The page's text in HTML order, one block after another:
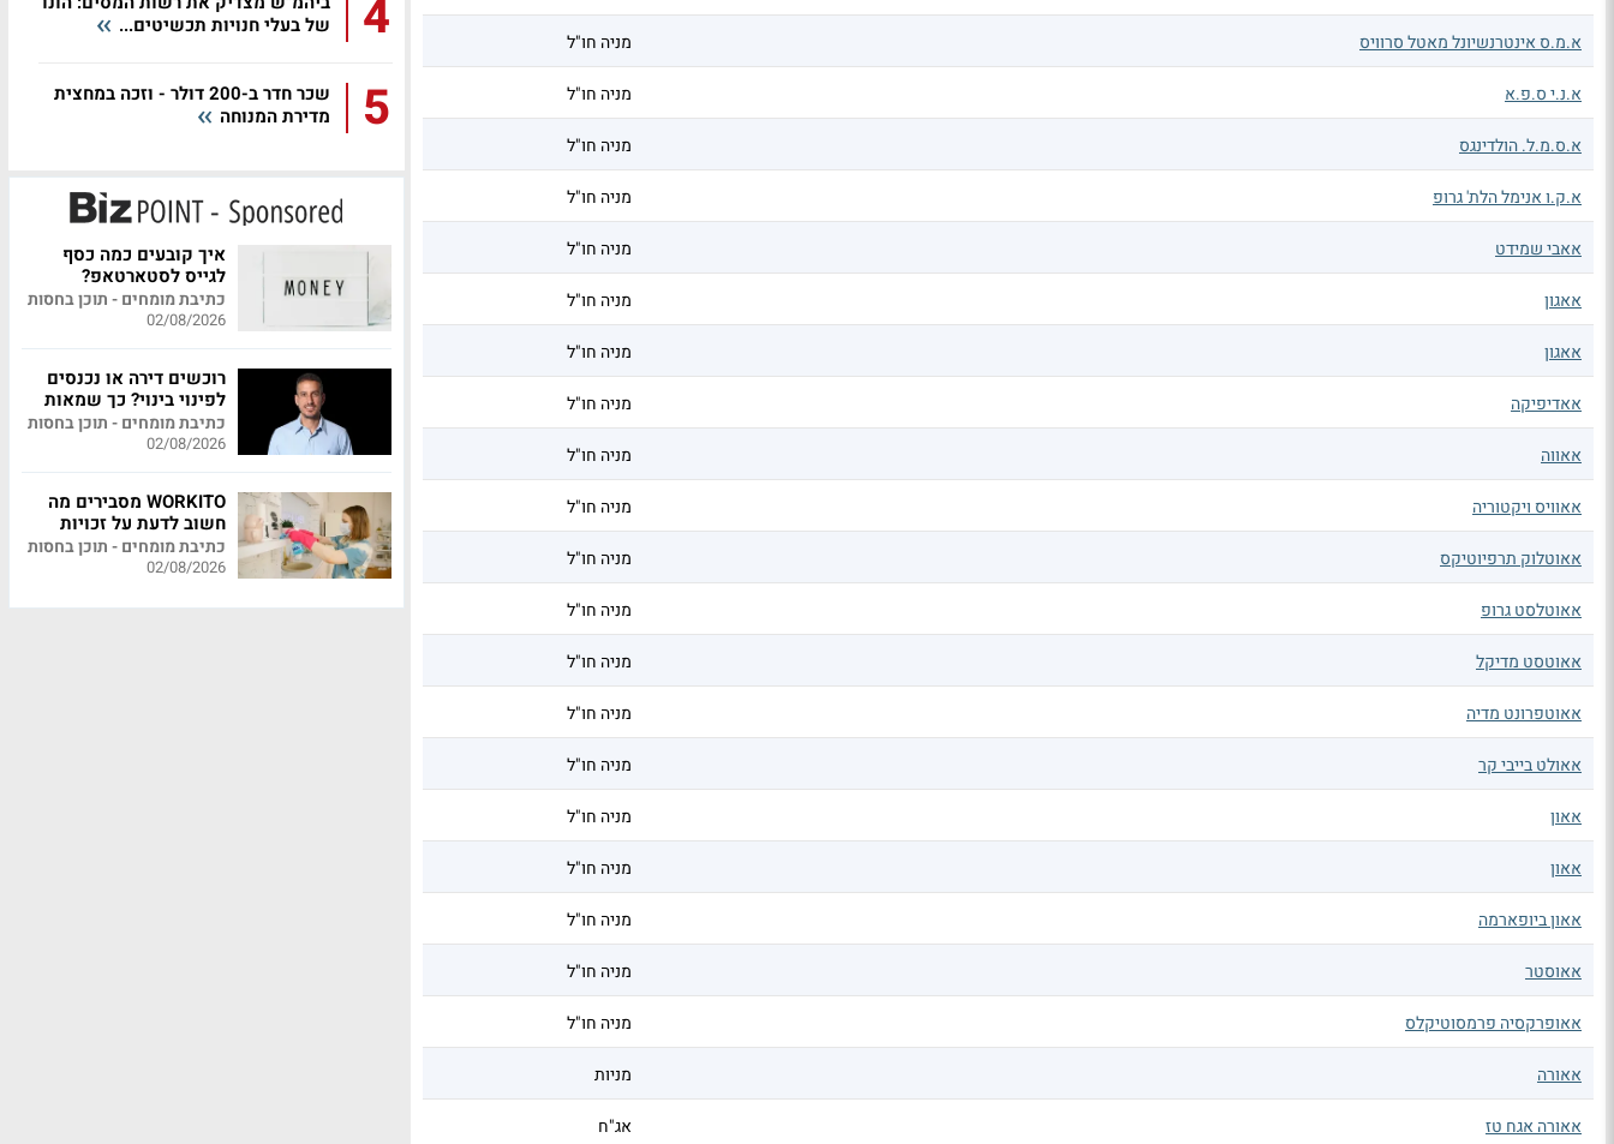
א.מ.ס אינטרנשיונל מאטל סרוויס מניה חו"ל
א.נ.י ס.פ.א מניה חו"ל
א.ס.מ.ל. הולדינגס מניה חו"ל
א.ק.ו אנימל הלת' גרופ מניה חו"ל
אאבי שמידט מניה חו"ל
אאגון מניה חו"ל
אאגון מניה חו"ל
אאדיפיקה מניה חו"ל
אאווה מניה חו"ל
אאוויס ויקטוריה מניה חו"ל
אאוטלוק תרפיוטיקס מניה חו"ל
אאוטלסט גרופ מניה חו"ל
אאוטסט מדיקל מניה חו"ל
אאוטפרונט מדיה מניה חו"ל
אאולט בייבי קר מניה חו"ל
אאון מניה חו"ל
אאון מניה חו"ל
אאון ביופארמה מניה חו"ל
אאוסטר מניה חו"ל
אאופרקסיה פרמסוטיקלס מניה חו"ל
אאורה מניות
אאורה אגח טז אג"ח
4
של בעלי חנויות תכשיטים...
5
שכר חדר ב-200 דולר - וזכה במחצית
מדירת המנוחה
איך קובעים כמה כסף
לגייס לסטארטאפ?
כתיבת מומחים - תוכן בחסות
02/08/2026
רוכשים דירה או נכנסים
לפינוי בינוי? כך שמאות
מקצועית יכולה לחסוך
לכם מאות אלפי שקלים
כתיבת מומחים - תוכן בחסות
02/08/2026
WORKITO מסבירים מה
חשוב לדעת על זכויות
עובדי משק בית
כתיבת מומחים - תוכן בחסות
02/08/2026